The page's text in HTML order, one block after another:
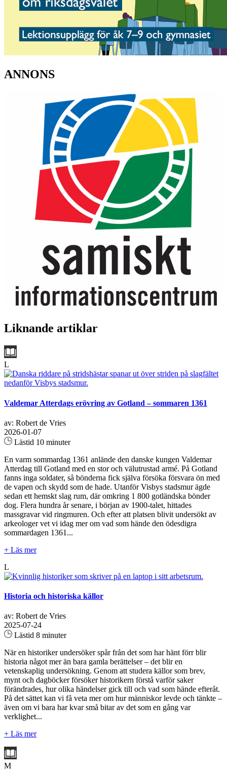
ANNONS
Liknande artiklar
L
Valdemar Atterdags erövring av Gotland – sommaren 1361
av: Robert de Vries
2026-01-07
Lästid 10 minuter
En varm sommardag 1361 anlände den danske kungen Valdemar
Atterdag till Gotland med en stor och välutrustad armé. På Gotland
fanns inga soldater, så bönderna fick själva försöka försvara ön med
de vapen och skydd som de hade. Utanför Visbys stadsmur ägde
sedan ett hemskt slag rum, där omkring 1 800 gotländska bönder
dog. Flera hundra år senare, i början av 1900-talet, hittades
massgravar vid ringmuren. Och efter att platsen blivit undersökt av
arkeologer vet vi idag mer om vad som hände den ödesdigra
sommardagen 1361...
+ Läs mer
L
Historia och historiska källor
av: Robert de Vries
2025-07-24
Lästid 8 minuter
När en historiker undersöker spår från det som har hänt förr blir
historia något mer än bara gamla berättelser – det blir en
vetenskaplig undersökning. Genom att studera källor som brev,
mynt och dagböcker försöker historikern förstå varför saker
förändrades, hur olika händelser gick till och vad som hände efteråt.
På det sättet kan vi få veta mer om hur människor levde och tänkte –
även om vi bara har kvar små bitar av det som en gång var
verklighet...
+ Läs mer
M